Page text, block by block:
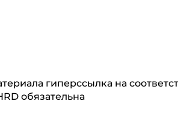
гиперссылка на
обязательна